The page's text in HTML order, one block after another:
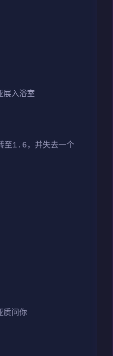
入浴室
1.6，并失去一个
问你